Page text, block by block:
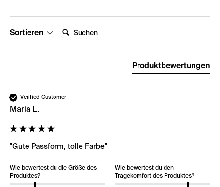
Sortieren
Produktbewertungen
Verified Customer
Maria L.
"Gute Passform, tolle Farbe"
Wie bewertest du die Größe des
Produktes?
Wie bewertest du den
Tragekomfort des Produktes?